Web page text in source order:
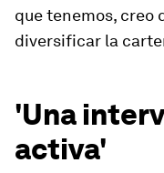
que tenemos, creo
diversificar la
'Una
activa'